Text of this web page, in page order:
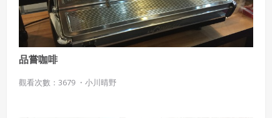
實、柔軟、流動、輕快、靈巧的感覺；方形點有堅硬、嚴謹、穩
定、俐落的感覺。陳其寬〈吾子〉，以簡單幾筆墨線畫出猿猴的造
形，掌握書法線條的韻味和美感。陳其寬／吾子／私人收藏 「面」
是線條移動的軌跡，有長度和寬度，又稱為形狀，分成幾何形狀與
有機形狀兩種。＊幾何形狀：利用製圖儀器繪製而成，例如：三角
機形狀：輪廓線呈自由形式，由藝術家徒手畫成，自 由活潑，充滿
品嘗咖啡
觀看次數：3679 ・ 小川晴野